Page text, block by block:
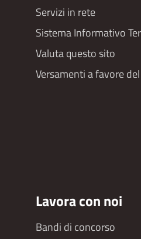
Servizi in rete
Sistema Informativo
Valuta questo sito
Versamenti a favore
Lavora con noi
Bandi di concorso